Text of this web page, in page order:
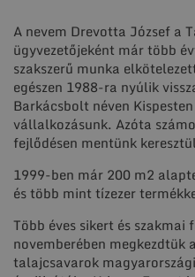
A nevem Drevotta József a
ügyvezetőjeként már több
szakszerű munka
egészen 1988-ra nyúlik
Barkácsbolt néven
vállalkozásunk. Azóta
fejlődésen mentünk
1999-ben már 200 m2
és több mint tízezer
Több éves sikert és
novemberében megkezdtük
talajcsavarok